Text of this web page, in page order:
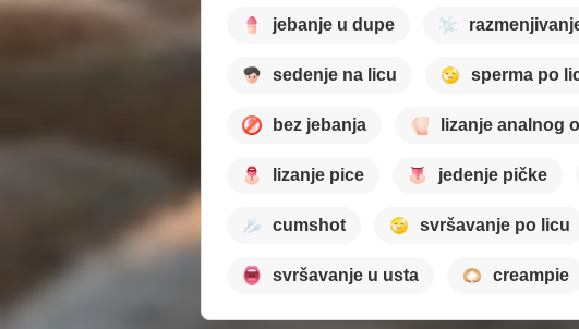
jebanje u dupe
sedenje na licu sperma po
bez jebanja lizanje analnog
lizanje pice jedenje pičke
cumshot svršavanje po licu
svršavanje u usta creampie